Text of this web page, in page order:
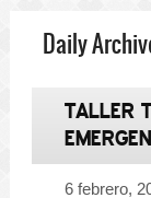
Daily
TALLER
6 febrero,